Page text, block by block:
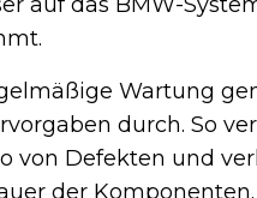
Wartung
durch. So
von Defekten und
der Komponenten.